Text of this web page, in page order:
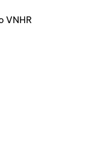
VNHR